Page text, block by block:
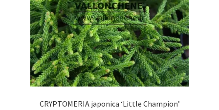
CRYPTOMERIA japonica ‘Little Champion’